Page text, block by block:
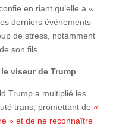
en riant qu’elle a «
derniers événements
de stress, notamment
son fils.
viseur de Trump
Trump a multiplié les
trans, promettant de «
» et de ne reconnaître